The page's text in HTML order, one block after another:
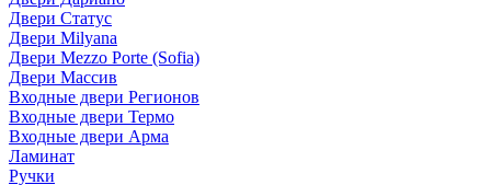
Двери Статус
Двери Milyana
Двери Mezzo Porte (Sofia)
Двери Массив
Входные двери Регионов
Входные двери Термо
Входные двери Арма
Ламинат
Ручки